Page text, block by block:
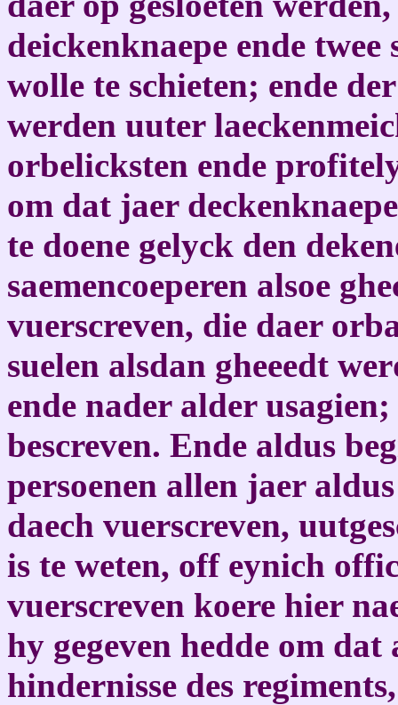
deickenknaepe ende twee
wolle te schieten; ende
werden uuter
orbelicksten ende
om dat jaer
te doene gelyck den
saemencoeperen alsoe
vuerscreven, die daer
suelen alsdan gheeedt
ende nader alder
bescreven. Ende aldus
persoenen allen jaer
daech vuerscreven,
is te weten, off eynich
vuerscreven koere hier
hy gegeven hedde om
hindernisse des